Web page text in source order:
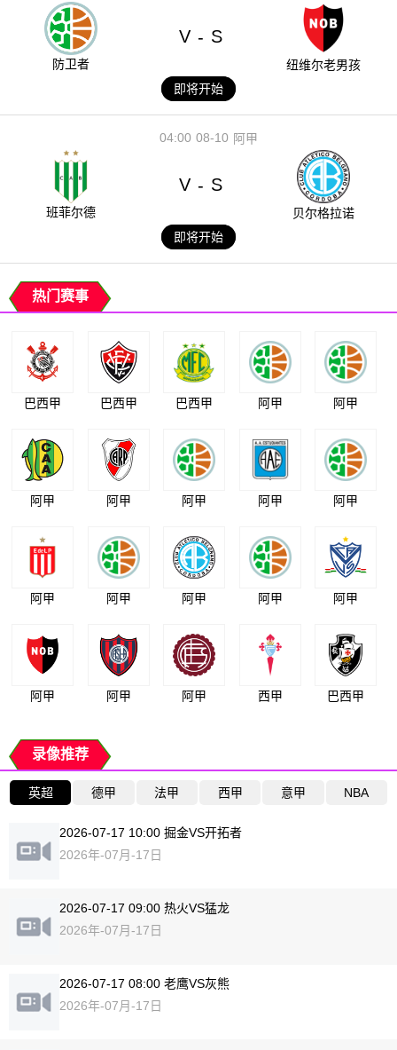
防卫者
V - S
纽维尔老男孩
即将开始
08-10
04:00 阿甲
班菲尔德
V - S
贝尔格拉诺
即将开始
热门赛事
巴西甲 巴西甲 巴西甲 阿甲 阿甲
阿甲 阿甲 阿甲 阿甲 阿甲
阿甲 阿甲 阿甲 阿甲 阿甲
阿甲 阿甲 阿甲 西甲 巴西甲
录像推荐
英超 德甲 法甲 西甲 意甲 NBA
2026-07-17 10:00 掘金VS开拓者
2026年-07月-17日
2026-07-17 09:00 热火VS猛龙
2026年-07月-17日
2026-07-17 08:00 老鹰VS灰熊
2026年-07月-17日